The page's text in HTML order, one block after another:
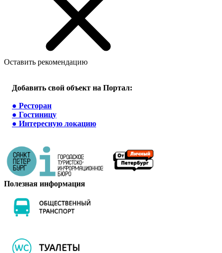
Оставить рекомендацию
Добавить свой объект на Портал:
● Ресторан
● Гостиницу
● Интересную локацию
Полезная информация